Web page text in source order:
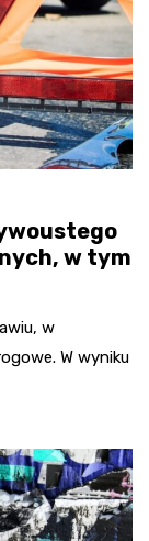
w tym
w
W wyniku